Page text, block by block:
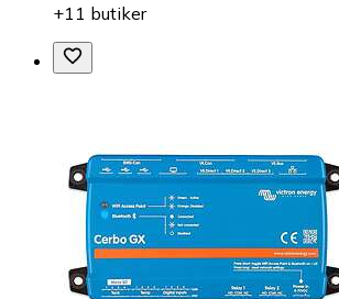
+11 butiker